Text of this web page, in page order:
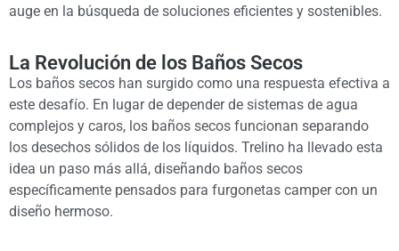
auge en la búsqueda de soluciones eficientes y sostenibles.
La Revolución de los Baños Secos
Los baños secos han surgido como una respuesta efectiva a
este desafío. En lugar de depender de sistemas de agua
complejos y caros, los baños secos funcionan separando
los desechos sólidos de los líquidos. Trelino ha llevado esta
idea un paso más allá, diseñando baños secos
específicamente pensados para furgonetas camper con un
diseño hermoso.